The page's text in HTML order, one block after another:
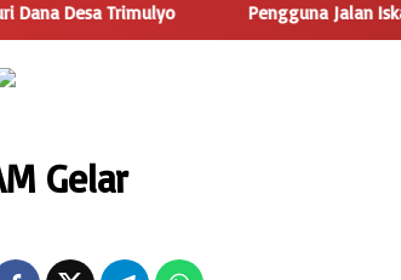
Pengguna Jalan Iskandar Muda
Gelar